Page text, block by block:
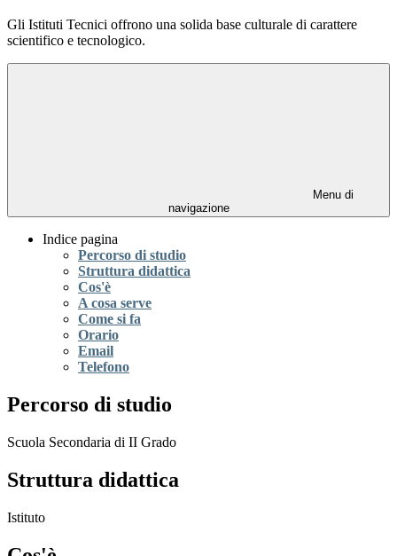
Gli Istituti Tecnici offrono una solida base culturale di carattere
scientifico e tecnologico.
Menu di
navigazione
Indice pagina
Percorso di studio
Struttura didattica
Cos'è
A cosa serve
Come si fa
Orario
Email
Telefono
Percorso di studio
Scuola Secondaria di II Grado
Struttura didattica
Istituto